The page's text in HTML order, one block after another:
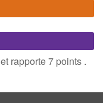
et rapporte 7 points .